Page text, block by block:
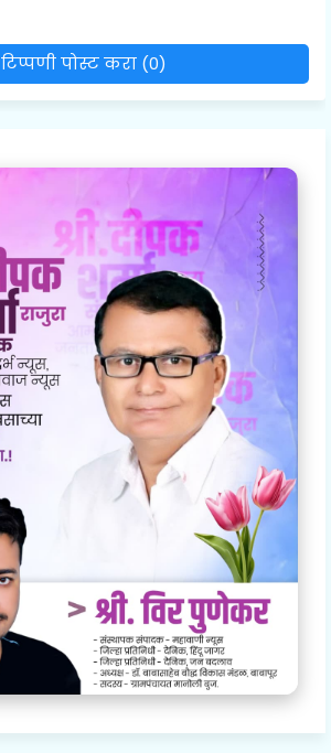
टिप्पणी पोस्ट करा (0)